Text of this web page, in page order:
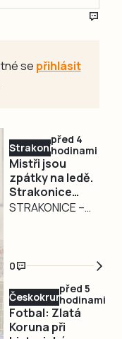
se přihlásit
Strakonicko
před 4
hodinami
Mistři jsou
zpátky na ledě.
Strakonice
zahájily přípravu
STRAKONICE –
budou v
nadcházející
sezoně krajské
ligy obhajovat
mistrovský titul,
0
Českokrumlovsko
před 5
hodinami
Fotbal: Zlatá
Koruna při